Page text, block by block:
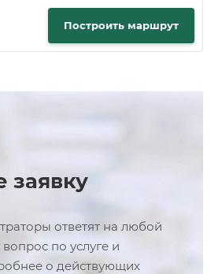
Построить маршрут
заявку
ответят на любой
по услуге и
о действующих